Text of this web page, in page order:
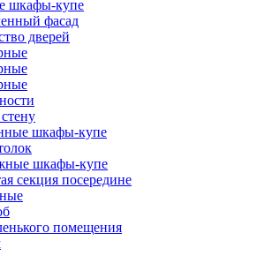
шкафы-купе
фасад
дверей
шкафы-купе
шкафы-купе
секция посередине
помещения